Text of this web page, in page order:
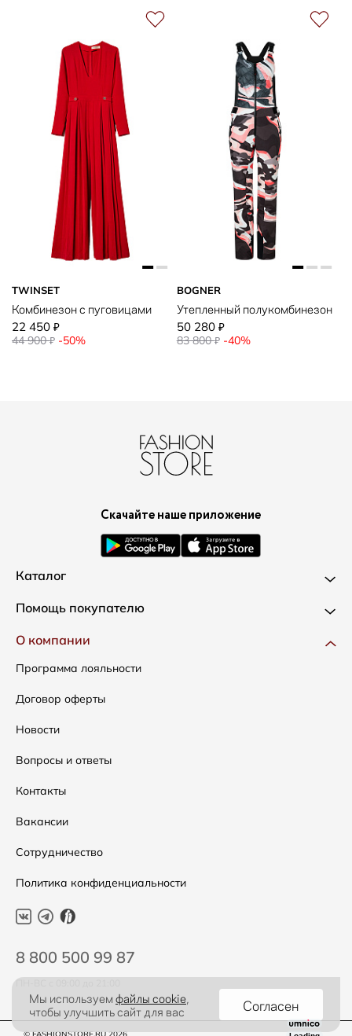
TWINSET
Комбинезон с пуговицами
22 450 ₽
44 900₽ -50%
BOGNER
Утепленный полукомбинезон
50 280 ₽
83 800₽ -40%
Скачайте наше приложение
Каталог
Новинки
Одежда
Сумки
Аксессуары
Распродажа
Подарочные сертификаты
Помощь покупателю
Доставка и оплата
Как оформить заказ
Условия возвратов
Таблица размеров
Уход за одеждой
О компании
Программа лояльности
Договор оферты
Новости
Вопросы и ответы
Контакты
Вакансии
Сотрудничество
Политика конфиденциальности
8 800 500 99 87
ПН-ВС с 09:00 до 21:00
Мы используемфайлы cookie
чтобы улучшить сайт для вас Согласен